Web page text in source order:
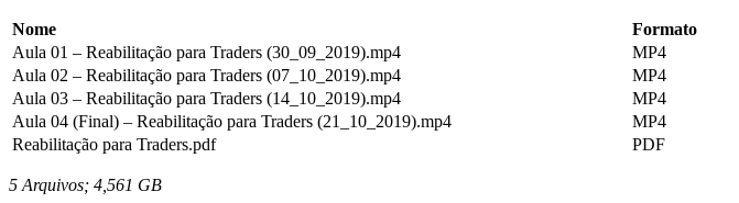
Nome Formato
Aula 01 – Reabilitação para Traders (30_09_2019).mp4
MP4
Aula 02 – Reabilitação para Traders (07_10_2019).mp4
MP4
Aula 03 – Reabilitação para Traders (14_10_2019).mp4
MP4
Aula 04 (Final) – Reabilitação para Traders (21_10_2019).mp4
MP4
Reabilitação para Traders.pdf
PDF
5 Arquivos; 4,561 GB